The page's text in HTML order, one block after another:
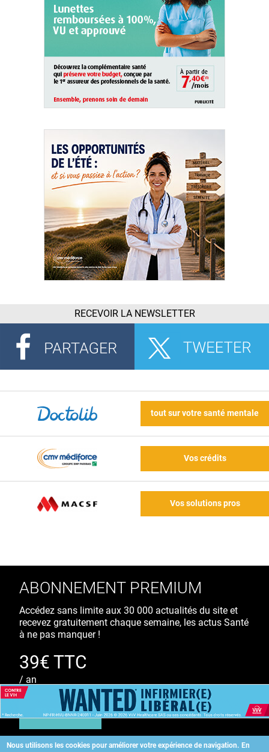
RECEVOIR LA NEWSLETTER
tout sur votre santé mentale
Vos crédits
Vos solutions pros
Nous utilisons les cookies pour améliorer votre expérience de navigation. En
ABONNEMENT PREMIUM
Accédez sans limite aux 30 000 actualités du site et
recevez gratuitement chaque semaine, les actus Santé
à ne pas manquer !
39€ TTC
/ an
S'ABONNER